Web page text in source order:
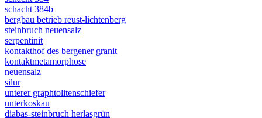
schacht 384b
bergbau betrieb reust-lichtenberg
steinbruch neuensalz
serpentinit
kontakthof des bergener granit
kontaktmetamorphose
neuensalz
silur
unterer graphtolitenschiefer
unterkoskau
diabas-steinbruch herlasgrün